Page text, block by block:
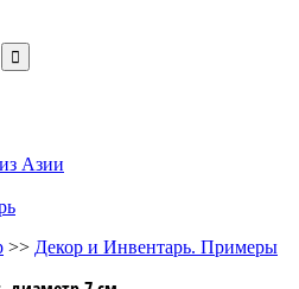
Азии
>> Декор и Инвентарь. Примеры